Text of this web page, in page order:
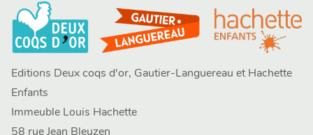
Editions Deux coqs d'or, Gautier-Languereau et Hachette
Enfants
Immeuble Louis Hachette
58 rue Jean Bleuzen